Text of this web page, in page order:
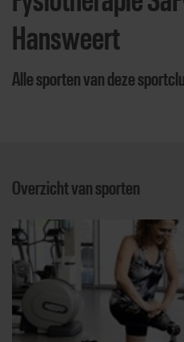
Hansweert
Alle sporten van deze
Overzicht van sporten